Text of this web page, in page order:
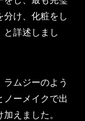
分け、化粧をし
と詳述しまし
ムジーのよう
ノーメイクで出
えました。